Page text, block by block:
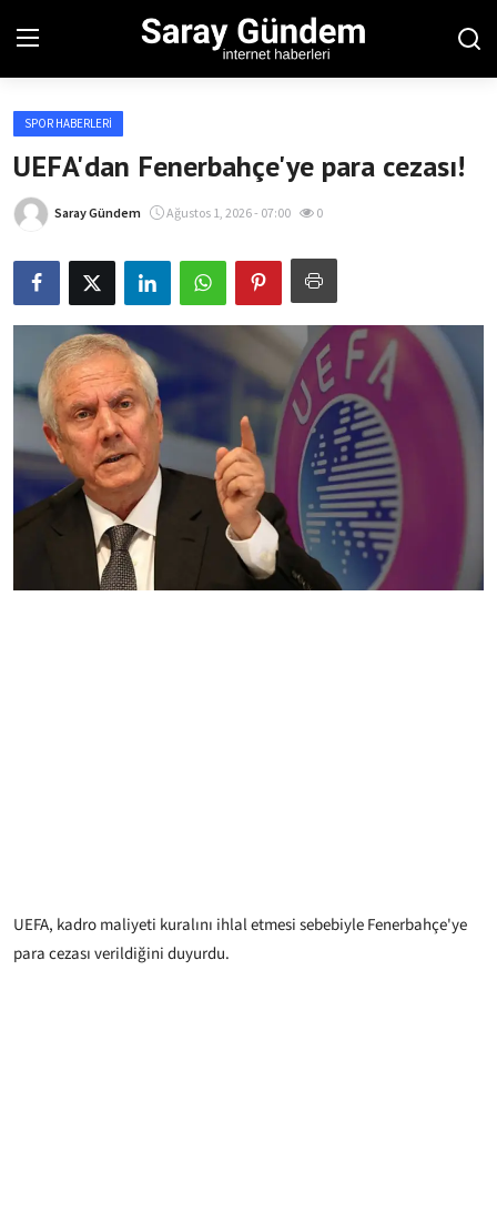
Ana Sayfa
Bölgesel
Spor Haberleri
Teknoloji Haberleri
Magazin Haberleri
Dünya Haberleri
SPOR HABERLERI
UEFA'dan Fenerbahçe'ye para cezası!
Saray Gündem Ağustos 1, 2026 - 07:00 0
UEFA, kadro maliyeti kuralını ihlal etmesi sebebiyle Fenerbahçe'ye
para cezası verildiğini duyurdu.